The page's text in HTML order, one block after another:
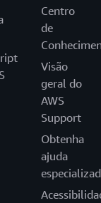
Centro
de
Visão
geral do
AWS
Support
Obtenha
ajuda